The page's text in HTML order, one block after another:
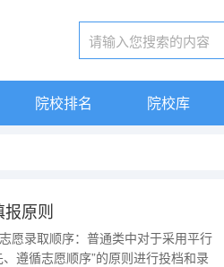
院校排名 院校库
原则
愿录取顺序：普通类中对于采用平行
遵循志愿顺序”的原则进行投档和录